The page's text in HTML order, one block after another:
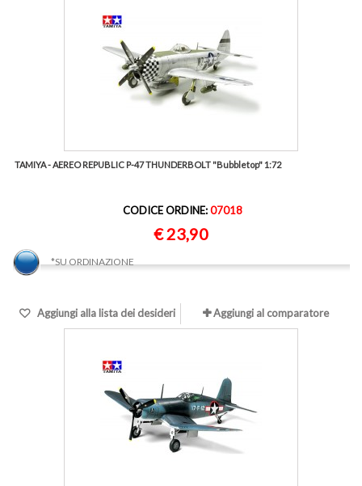
TAMIYA - AEREO REPUBLIC P-47 THUNDERBOLT "Bubbletop" 1:72
CODICE ORDINE:07018
€ 23,90
*SU ORDINAZIONE
Aggiungi alla lista dei desideri Aggiungi al comparatore